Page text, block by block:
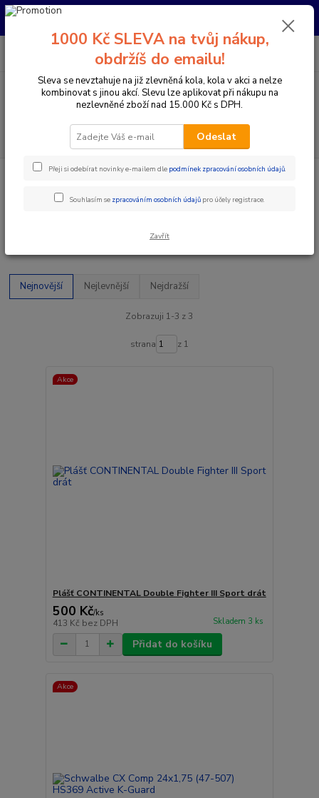
Pro nachystání kola / doplňků na prodejně si prosím zavolejte dopředu.
Menu
CZK
PO-PÁ 10:00-17:00 | SO: 9:00-12:00
Komponenty na kolo Pláště galusky ventilky Pláště 24"
Upřesnit parametry
Nejnovější Nejlevnější Nejdražší
Zobrazuji 1-3 z 3
strana z 1
Akce
Plášť CONTINENTAL Double Fighter III Sport drát
500 Kč/ks
413 Kč bez DPH Skladem 3 ks
Přidat do košíku
Akce
1000 Kč SLEVA na tvůj nákup,
obdržíš do emailu!
Sleva se nevztahuje na již zlevněná kola, kola v akci a nelze
kombinovat s jinou akcí. Slevu lze aplikovat při nákupu na
nezlevněné zboží nad 15.000 Kč s DPH.
Odeslat
Přeji si odebírat novinky e-mailem dle podmínek zpracování osobních údajů.
Souhlasím se zpracováním osobních údajů pro účely registrace.
Zavřít